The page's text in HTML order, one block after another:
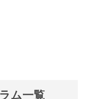
ム一覧